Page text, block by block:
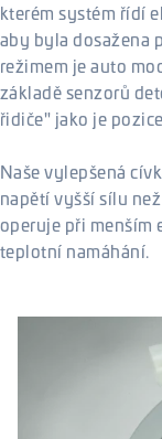
kterém systém řídí
aby byla dosažena
režimem je auto
základě senzorů
řidiče" jako je
Naše vylepšená
napětí vyšší sílu
operuje při menším
teplotní namáhání.